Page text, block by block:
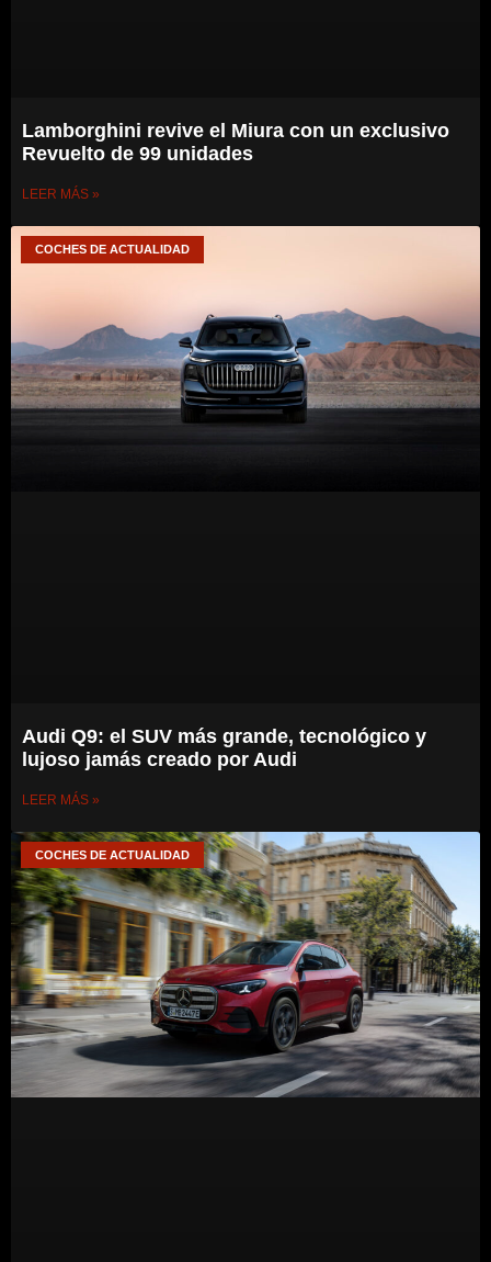
Lamborghini revive el Miura con un exclusivo
Revuelto de 99 unidades
LEER MÁS »
COCHES DE ACTUALIDAD
Audi Q9: el SUV más grande, tecnológico y
lujoso jamás creado por Audi
LEER MÁS »
COCHES DE ACTUALIDAD